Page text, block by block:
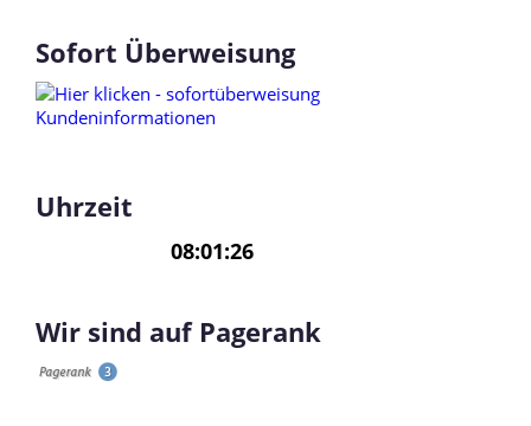
Sofort Überweisung
Uhrzeit
Wir sind auf Pagerank